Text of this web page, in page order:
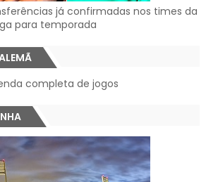
já confirmadas nos times da
para temporada
completa de jogos